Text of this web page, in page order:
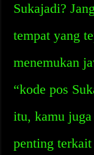
Sukajadi?
tempat yang
menemukan
“kode pos
itu, kamu
penting